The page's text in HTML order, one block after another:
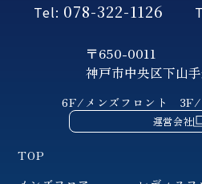
Tel: 078-322-1126
〒650-0011
神戸市中央区下山
6F/メンズフロント 3F/
運営会社
TOP